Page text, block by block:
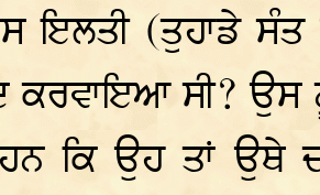
ਇਲਤੀ (ਤੁਹਾਡੇ ਸੰਤ
ਕਰਵਾਇਆ ਸੀ? ਉਸ
ਕਿ ਉਹ ਤਾਂ ਉਥੇ